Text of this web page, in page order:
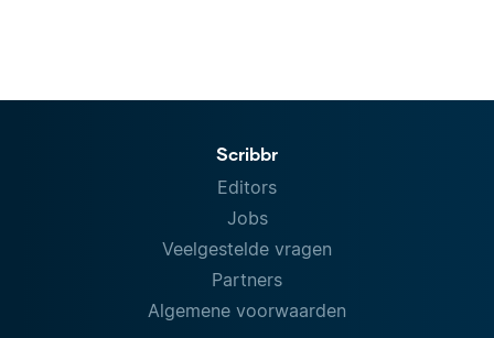
Scribbr
Editors
Jobs
Veelgestelde vragen
Partners
Algemene voorwaarden